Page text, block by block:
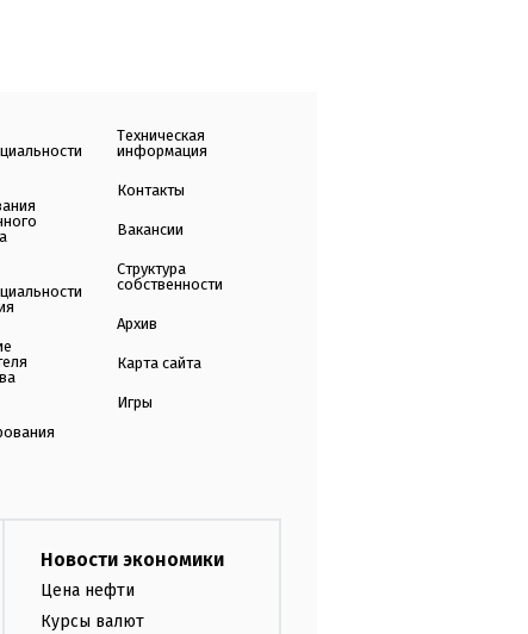
Техническая
информация
Контакты
Вакансии
Структура
собственности
Архив
Карта сайта
Игры
Новости экономики
Цена нефти
Курсы валют